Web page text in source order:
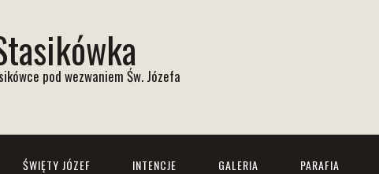
pod wezwaniem Św. Józefa
ŚWIĘTY JÓZEF INTENCJE GALERIA PARAFIA